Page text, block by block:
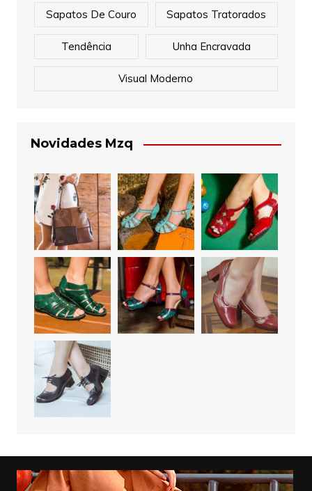
Sapatos De Couro Sapatos Tratorados
Tendência Unha Encravada
Visual Moderno
Novidades Mzq